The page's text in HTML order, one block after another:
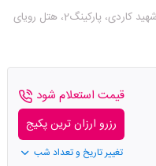
آدرس: یزد، خیابان سلمان فارسی، کوچه شهید کاردی، پارکینگ2، هتل رویای
قیمت استعلام شود
رزرو ارزان ترین پکیج
تغییر تاریخ و تعداد شب